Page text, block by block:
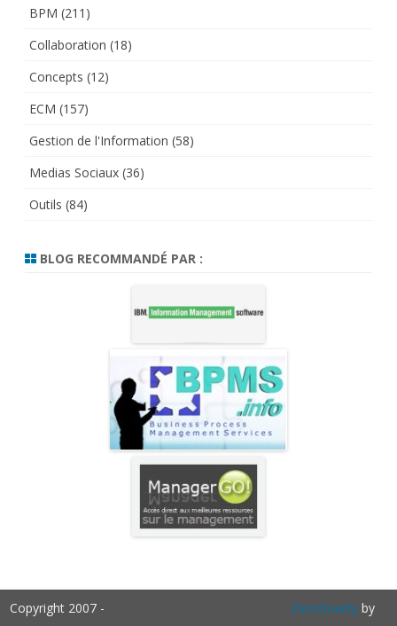
BPM (211)
Collaboration (18)
Concepts (12)
ECM (157)
Gestion de l'Information (58)
Medias Sociaux (36)
Outils (84)
BLOG RECOMMANDÉ PAR :
Copyright 2007 -
ZeroGravityby